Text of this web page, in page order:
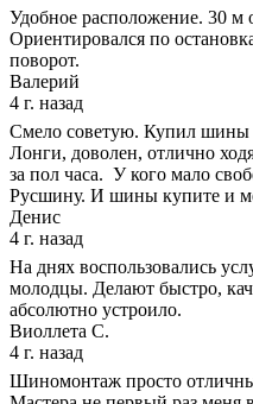
Удобное расположение. 30 м
Ориентировался по
поворот.
Валерий
4 г. назад
Смело советую. Купил шины
Лонги, доволен, отлично
за пол часа. У кого мало
Русшину. И шины купите и
Денис
4 г. назад
На днях воспользовались
молодцы. Делают быстро,
абсолютно устроило.
Виоллета С.
4 г. назад
Шиномонтаж просто